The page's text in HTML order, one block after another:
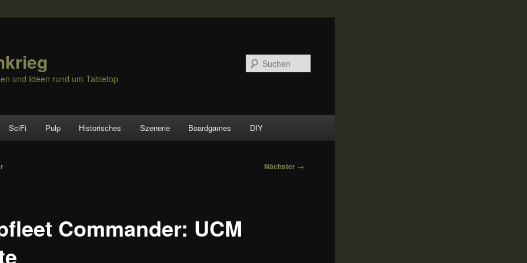
und Ideen rund um Tabletop
SciFi Pulp Historisches Szenerie Boardgames DIY
Nächster →
Commander: UCM